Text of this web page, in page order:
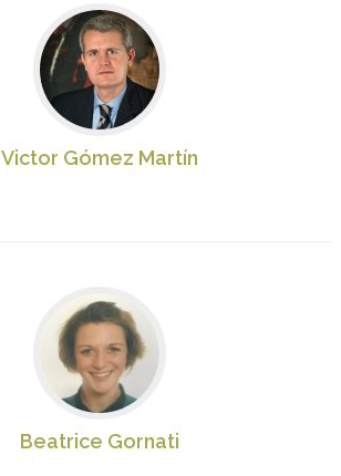
Victor Gómez Martín
Beatrice Gornati